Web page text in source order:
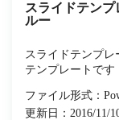
スライドテン
ルー
スライドテンプ
テンプレートです
ファイル形式：
更新日：2016/11/